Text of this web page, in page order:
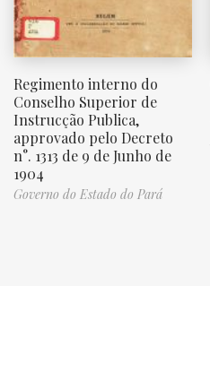
Regimento interno do
Conselho Superior de
Instrucção Publica,
approvado pelo Decreto
n°. 1313 de 9 de Junho de
1904
Governo do Estado do Pará